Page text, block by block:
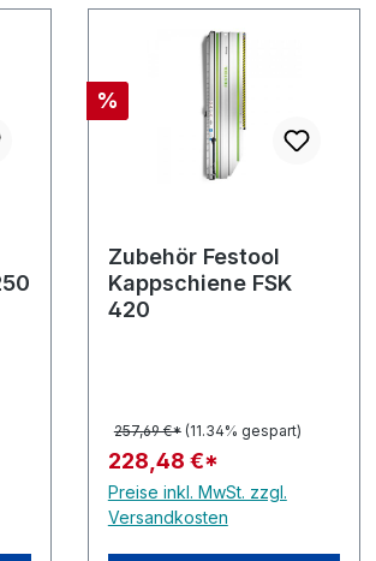
Rabatt
%
Zubehör Festool
Kappschiene FSK
420
257,69 €* (11.34% gespart)
228,48 €*
Preise inkl. MwSt. zzgl.
Versandkosten